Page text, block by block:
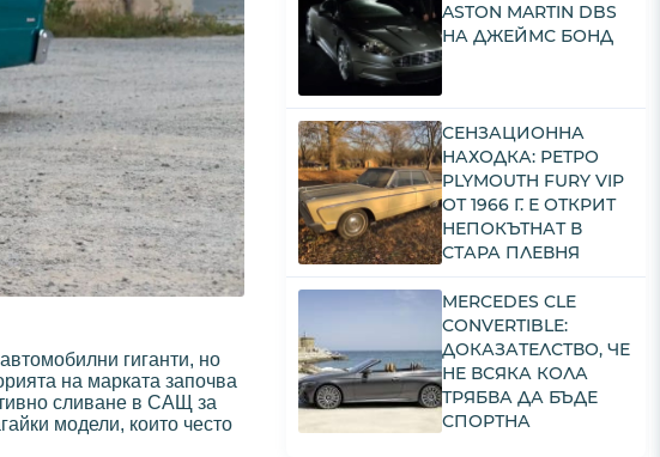
гиганти, но
на марката започва
сливане в САЩ за
модели, които често
ASTON MARTIN DBS
НА ДЖЕЙМС БОНД
СЕНЗАЦИОННА
НАХОДКА: РЕТРО
PLYMOUTH FURY VIP
ОТ 1966 Г. Е ОТКРИТ
НЕПОКЪТНАТ В
СТАРА ПЛЕВНЯ
MERCEDES CLE
CONVERTIBLE:
ДОКАЗАТЕЛСТВО, ЧЕ
НЕ ВСЯКА КОЛА
ТРЯБВА ДА БЪДЕ
СПОРТНА